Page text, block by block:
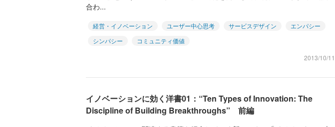
合わ...
経営・イノベーション ユーザー中心思考 サービスデザイン
エンパシー
シンパシー
コミュニティ価値
2013/10/11
イノベーションに効く洋書01：“Ten Types of Innovation: The
Discipline of Building Breakthroughs” 前編